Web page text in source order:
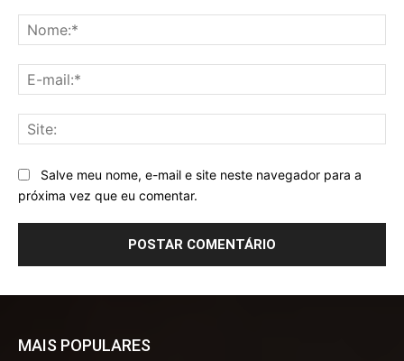
Salve meu nome, e-mail e site neste navegador para a
próxima vez que eu comentar.
MAIS POPULARES